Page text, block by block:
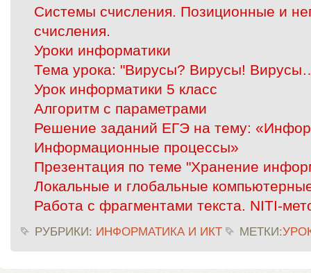
Системы счисления. Позиционные и
счисления.
Уроки информатики
Тема урока: "Вирусы? Вирусы!
Урок информатики 5 класс
Алгоритм с параметрами
Решение заданий ЕГЭ на тему:
Информационные процессы»
Презентация по теме "Хранение
Локальные и глобальные
Работа с фрагментами текста. NITI-
РУБРИКИ: ИНФОРМАТИКА И ИКТ МЕТКИ: